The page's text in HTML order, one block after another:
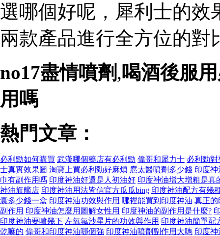
選哪個好呢，犀利士的效
兩款產品進行全方位的對
no17盡情噴劑, 喝酒後服
用嗎
熱門文章：
必利勁如何購買 武漢哪個藥店有必利勁 偉哥和犀力士 必利勁
士真實效果圖 淘寶上買必利勁好麻煩 扈太醫噴劑多少錢 印度
巾有副作用嗎 印度神油好還是人初油好 印度神油增大增粗是真
神油旗艦店 印度神油用法皆信官方瓜瓜bing 印度神油配方有幾
囊多少錢一盒 印度神油功效與作用 哪裡能買到印度神油 真正的
副作用 印度神油怎麼用圖解女性用 印度神油的副作用是什麼?
印度神油要噴幾下 左氧氟沙星片的功效與作用 印度神油簡單配
乾嘛的 偉哥和印度神油哪個強 印度神油噴劑副作用大嗎 印度